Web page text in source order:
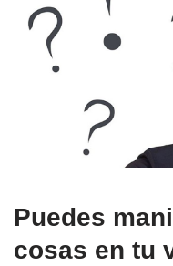
Puedes
cosas en tu